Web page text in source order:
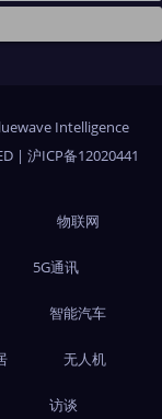
Intelligence
| 沪ICP备12020441
物联网
5G通讯
智能汽车
无人机
访谈